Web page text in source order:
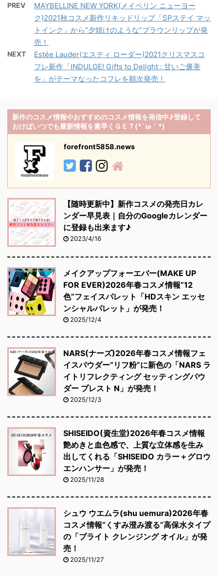
PREV
MAYBELLINE NEW YORK(メイベリン ニューヨー
ク)2021秋コスメ新作リキッドリップ「SPステイ マッ
トインク」から“夕焼けのような”ブラウンリップが発
売！
NEXT
Estée Lauder(エスティ ローダー)2021クリスマスコ
フレ新作「INDULGE! Gifts to Delight : 甘いご褒美
を」がテーマなったコフレを順次発売！
新作のコスメ情報やおすすめのコスメ情報を発信中♪登録して
おけばいつでも最新情報を素早くＧＥＴ(*´ω｀*)
forefront5858.news
【随時更新中】新作コスメの発売日カレ
ンダー早見表｜自分のGoogleカレンダー
に登録も出来ます♪
2023/4/16
メイクアップフォーエバー(MAKE UP
FOR EVER)2026年春コスメ情報”12
色”フェイスパレット「HDスキン エッセ
ンシャルパレット」が発売！
2025/12/4
NARS(ナーズ)2026年春コスメ情報フェ
イスパウダー“リフ粉”に新色の「NARS ラ
イトリフレクティング セッティングパウ
ダー プレスト N」が発売！
2025/12/3
SHISEIDO(資生堂)2026年春コスメ情報
艶めきと血色感で、上質な立体感を生み
出してくれる「SHISEIDO カラー＋グロウ
エンハンサー」が発売！
2025/11/28
シュウ ウエムラ(shu uemura)2026年春
コスメ情報“くすみ澄み渡る”高保水タイプ
の「ブライト クレンジング オイル」が発
売！
2025/11/27